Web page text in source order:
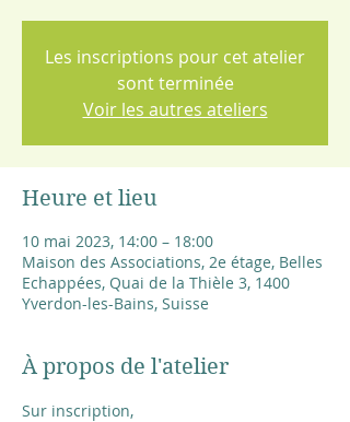
Les inscriptions pour cet atelier
sont terminée
Voir les autres ateliers
Heure et lieu
10 mai 2023, 14:00 – 18:00
Maison des Associations, 2e étage, Belles
Echappées, Quai de la Thièle 3, 1400
Yverdon-les-Bains, Suisse
À propos de l'atelier
Sur inscription,